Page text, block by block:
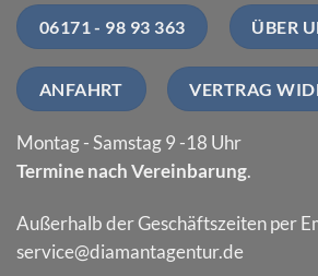
06171 - 98 93 363 ÜBER
ANFAHRT VERTRAG
Montag - Samstag 9 -18 Uhr
Termine nach Vereinbarung.
Außerhalb der Geschäftszeiten per
service@diamantagentur.de